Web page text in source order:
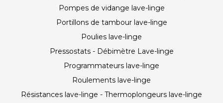
Pompes de vidange lave-linge
Portillons de tambour lave-linge
Poulies lave-linge
Pressostats - Débimètre Lave-linge
Programmateurs lave-linge
Roulements lave-linge
Résistances lave-linge - Thermoplongeurs lave-linge